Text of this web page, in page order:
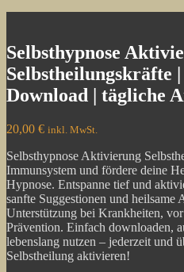
Selbsthypnose
Selbstheilungskräfte
Download | tägliche
20,00 € inkl. MwSt.
Selbsthypnose Aktivierung
Immunsystem und fördere deine
Hypnose. Entspanne tief und
sanfte Suggestionen und
Unterstützung bei Krankheiten,
Prävention. Einfach downloaden,
lebenslang nutzen – jederzeit und
Selbstheilung aktivieren!